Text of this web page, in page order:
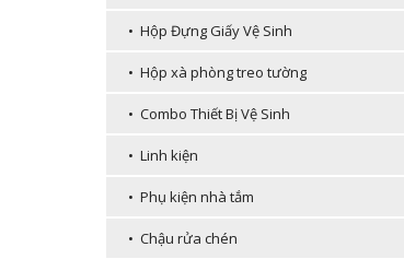
• Hộp Đựng Giấy Vệ Sinh
• Hộp xà phòng treo tường
• Combo Thiết Bị Vệ Sinh
• Linh kiện
• Phụ kiện nhà tắm
• Chậu rửa chén